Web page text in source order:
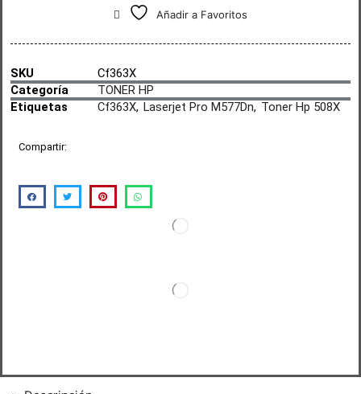
Añadir a Favoritos
SKU
Cf363X
Categoría
TONER HP
Etiquetas
Cf363X, Laserjet Pro M577Dn, Toner Hp 508X
Compartir: